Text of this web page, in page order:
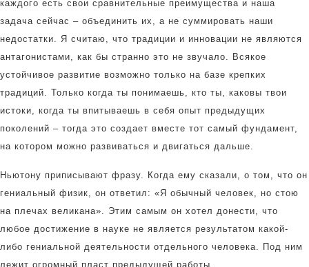
каждого есть свои сравнительные преимущества и наша
задача сейчас – объединить их, а не суммировать наши
недостатки. Я считаю, что традиции и инновации не являются
антагонистами, как бы странно это не звучало. Всякое
устойчивое развитие возможно только на базе крепких
традиций. Только когда ты понимаешь, кто ты, каковы твои
истоки, когда ты впитываешь в себя опыт предыдущих
поколений – тогда это создает вместе тот самый фундамент,
на котором можно развиваться и двигаться дальше.
Ньютону приписывают фразу. Когда ему сказали, о том, что он
гениальный физик, он ответил: «Я обычный человек, но стою
на плечах великана». Этим самым он хотел донести, что
любое достижение в науке не является результатом какой-
либо гениальной деятельности отдельного человека. Под ним
лежит огромный пласт предыдущей работы.